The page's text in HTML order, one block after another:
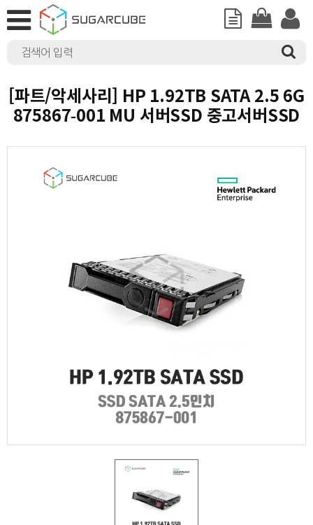
[파트/악세사리] HP 1.92TB SATA 2.5 6G
875867-001 MU 서버SSD 중고서버SSD